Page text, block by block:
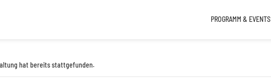
PROGRAMM & EVENTS
hat bereits stattgefunden.